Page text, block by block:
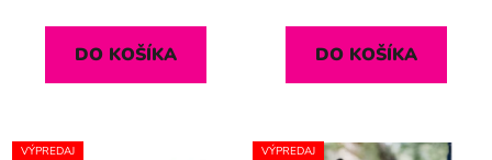
DO KOŠÍKA DO KOŠÍKA
VÝPREDAJ VÝPREDAJ